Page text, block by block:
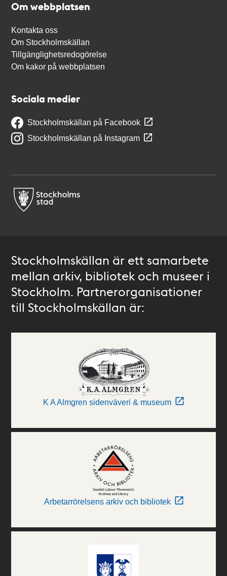
Om webbplatsen
Kontakta oss
Om Stockholmskällan
Tillgänglighetsredogörelse
Om kakor på webbplatsen
Sociala medier
Stockholmskällan på Facebook
Stockholmskällan på Instagram
Stockholmskällan är ett samarbete
mellan arkiv, bibliotek och museer i
Stockholm. Partnerorganisationer
till Stockholmskällan är:
K A Almgren sidenväveri & museum
Arbetarrörelsens arkiv och bibliotek